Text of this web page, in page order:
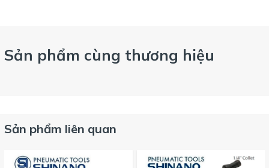
Sản phẩm cùng thương hiệu
Sản phẩm liên quan